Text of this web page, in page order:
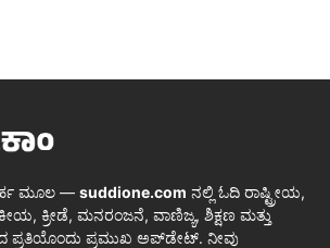
ಮೂಲ — suddione.com ನಲ್ಲಿ ಓದಿ ರಾಷ್ಟ್ರೀಯ,
ಕ್ರೀಡೆ, ಮನರಂಜನೆ, ವಾಣಿಜ್ಯ, ಶಿಕ್ಷಣ ಮತ್ತು
ಪ್ರತಿಯೊಂದು ಪ್ರಮುಖ ಅಪ್‌ಡೇಟ್. ನೀವು